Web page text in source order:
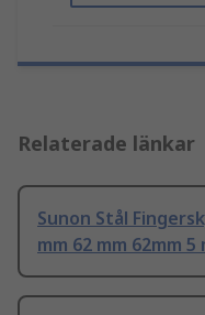
Relaterade länkar
Sunon Stål
mm 62 mm 62mm 5